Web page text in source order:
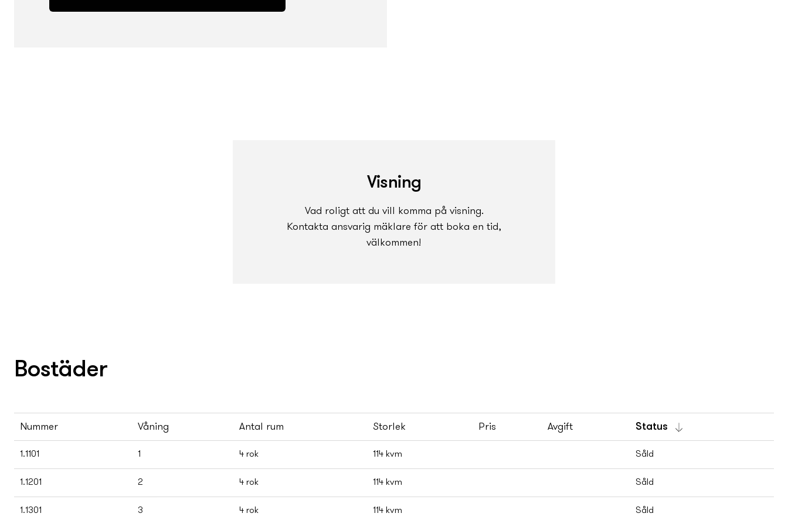
Visning
Vad roligt att du vill komma på visning.
Kontakta ansvarig mäklare för att boka en tid,
välkommen!
Bostäder
Nummer Våning Antal rum Storlek Pris Avgift Status
1.1101 1 4 rok 114 kvm Såld
1.1201 2 4 rok 114 kvm Såld
1.1301 3 4 rok 114 kvm Såld